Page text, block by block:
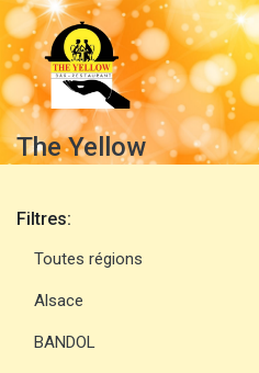
The Yellow
Filtres:
Toutes régions
Alsace
BANDOL